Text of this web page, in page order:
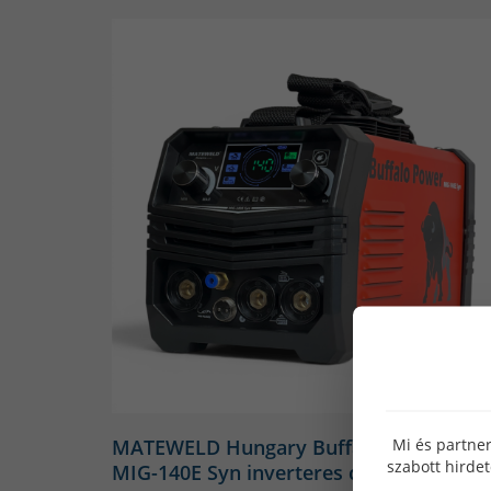
maradjon, innen maga az
maga lesz az elektróda,
Ehhez áramoltatjuk
közül válogathatunk.
MATEWELD Hungary Buffalo Power™
MIG-140E Syn inverteres co hegesztő
Mi és
szabott